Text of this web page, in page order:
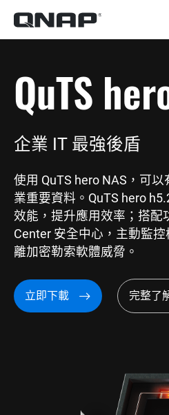
QuTS
企業 IT 最強後盾
使用 QuTS hero NAS，可
業重要資料。QuTS hero
效能，提升應用效率；搭配
Center 安全中心，主動監
離加密勒索軟體威脅。
立即下載 完整了